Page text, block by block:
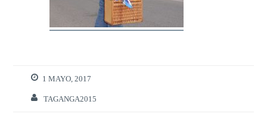
1 MAYO, 2017
TAGANGA2015